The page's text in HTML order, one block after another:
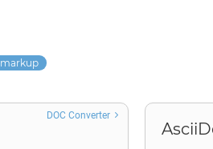
markup
DOC Converter